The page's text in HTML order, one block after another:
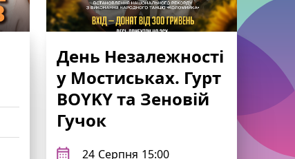
День Незалежності
у Мостиськах. Гурт
BOYKY та Зеновій
Гучок
24 Серпня 15:00